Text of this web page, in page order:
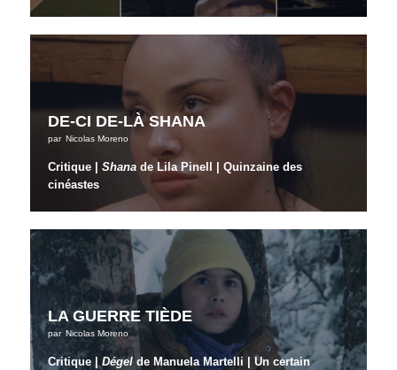
DE-CI DE-LÀ SHANA
par Nicolas Moreno
Critique |Shana de Lila Pinell | Quinzaine des
cinéastes
LA GUERRE TIÈDE
par Nicolas Moreno
Critique |Dégelde Manuela Martelli | Un certain